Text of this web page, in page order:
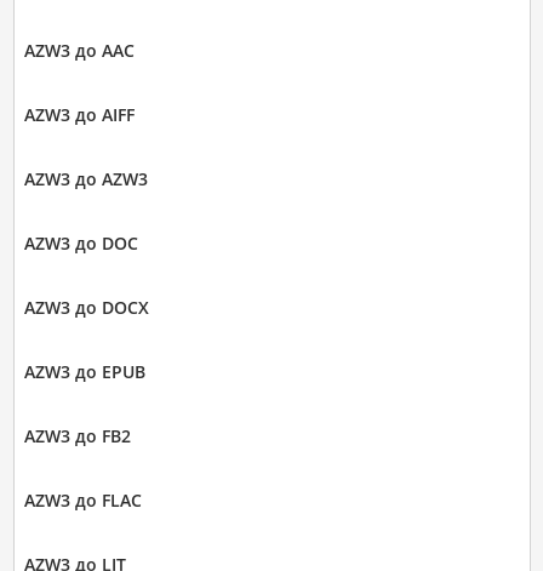
AZW3 до AAC
AZW3 до AIFF
AZW3 до AZW3
AZW3 до DOC
AZW3 до DOCX
AZW3 до EPUB
AZW3 до FB2
AZW3 до FLAC
AZW3 до LIT